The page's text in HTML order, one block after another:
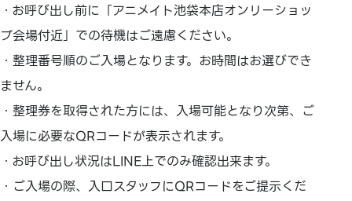
・お呼び出し前に「アニメイト池袋本店オンリーショッ
プ会場付近」での待機はご遠慮ください。
・整理番号順のご入場となります。お時間はお選びでき
ません。
・整理券を取得された方には、入場可能となり次第、ご
入場に必要なQRコードが表示されます。
・お呼び出し状況はLINE上でのみ確認出来ます。
・ご入場の際、入口スタッフにQRコードをご提示くだ